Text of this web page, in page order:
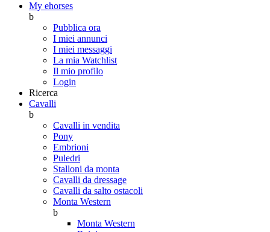
My ehorses
b
Pubblica ora
I miei annunci
I miei messaggi
La mia Watchlist
Il mio profilo
Login
Ricerca
Cavalli
b
Cavalli in vendita
Pony
Embrioni
Puledri
Stalloni da monta
Cavalli da dressage
Cavalli da salto ostacoli
Monta Western
b
Monta Western